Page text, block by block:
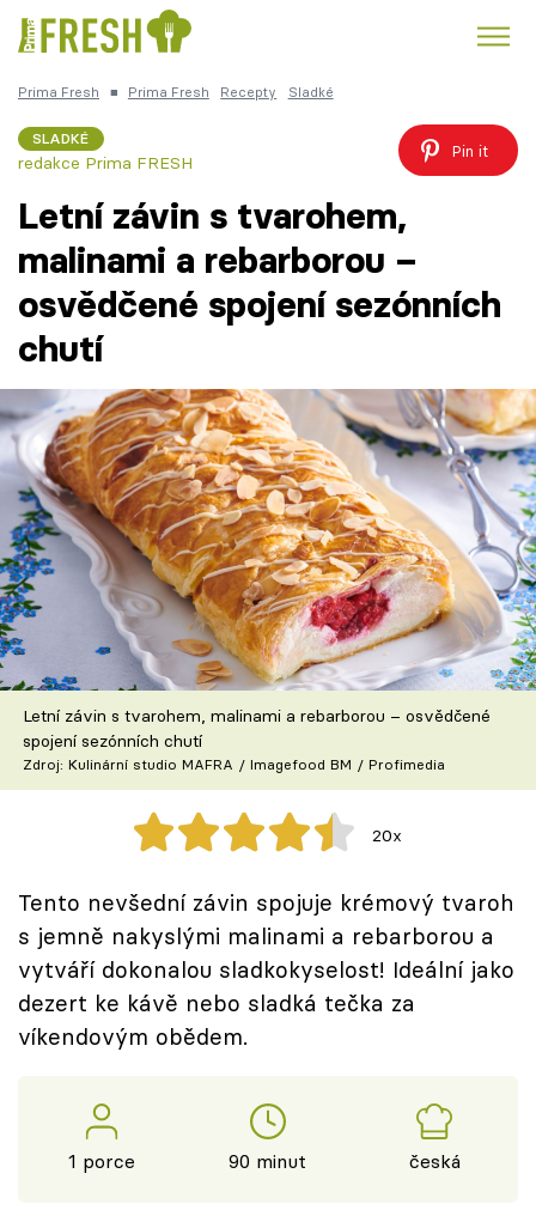
Česká kuchyně Čokoláda
Témata
Články
TV Program
Škola vaření
Recepty z TV
Speciál: Cuketa
Těhotnej kuchař
Sledujte prima+
Sledujte nás
Prima Fresh ■ Prima Fresh Recepty Sladké
SLADKÉ
redakce Prima FRESH
Pin it
Letní závin s tvarohem,
malinami a rebarborou –
osvědčené spojení sezónních
chutí
Letní závin s tvarohem, malinami a rebarborou – osvědčené
spojení sezónních chutí
Zdroj: Kulinární studio MAFRA / Imagefood BM / Profimedia
20x
Tento nevšední závin spojuje krémový tvaroh
s jemně nakyslými malinami a rebarborou a
vytváří dokonalou sladkokyselost! Ideální jako
dezert ke kávě nebo sladká tečka za
víkendovým obědem.
1 porce 90 minut česká